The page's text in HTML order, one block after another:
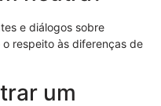
e diálogos sobre
respeito às diferenças de
um